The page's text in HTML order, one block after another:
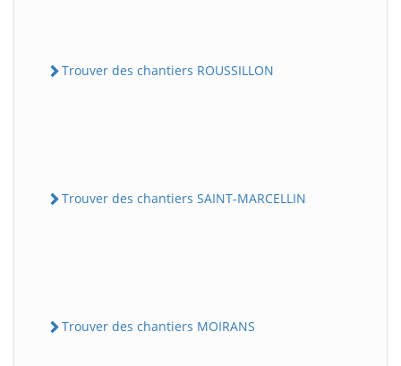
Trouver des chantiers ROUSSILLON
Trouver des chantiers SAINT-MARCELLIN
Trouver des chantiers MOIRANS